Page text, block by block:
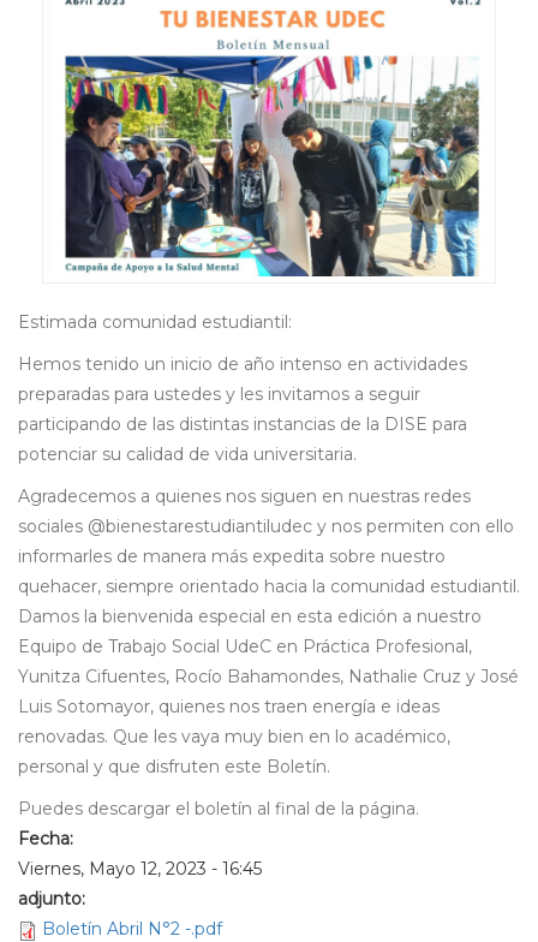
Estimada comunidad estudiantil:
Hemos tenido un inicio de año intenso en actividades
preparadas para ustedes y les invitamos a seguir
participando de las distintas instancias de la DISE para
potenciar su calidad de vida universitaria.
Agradecemos a quienes nos siguen en nuestras redes
sociales @bienestarestudiantiludec y nos permiten con ello
informarles de manera más expedita sobre nuestro
quehacer, siempre orientado hacia la comunidad estudiantil.
Damos la bienvenida especial en esta edición a nuestro
Equipo de Trabajo Social UdeC en Práctica Profesional,
Yunitza Cifuentes, Rocío Bahamondes, Nathalie Cruz y José
Luis Sotomayor, quienes nos traen energía e ideas
renovadas. Que les vaya muy bien en lo académico,
personal y que disfruten este Boletín.
Puedes descargar el boletín al final de la página.
Fecha:
Viernes, Mayo 12, 2023 - 16:45
adjunto:
Boletín Abril N°2 -.pdf